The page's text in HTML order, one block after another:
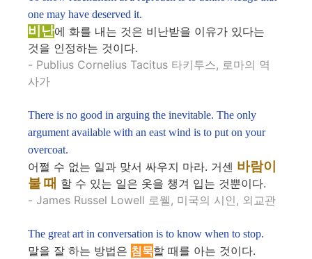
one may have deserved it.
비난에 화를 내는 것은 비난받을 이유가 있다는
것을 인정하는 것이다.
- Publius Cornelius Tacitus 타키투스, 로마의 역
사가
There is no good in arguing the inevitable. The only
argument available with an east wind is to put on your
overcoat.
어쩔 수 없는 일과 맞서 싸우지 마라. 거센 바람이
불 때 할 수 있는 일은 옷을 챙겨 입는 것뿐이다.
- James Russel Lowell 로웰, 미국의 시인, 외교관
The great art in conversation is to know when to stop.
말을 잘 하는 방법은 침묵할 때를 아는 것이다.